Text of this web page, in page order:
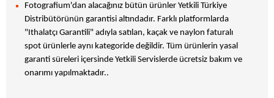
Fotografium'dan alacağınız bütün ürünler Yetkili Türkiye
Distribütörünün garantisi altındadır. Farklı platformlarda
"Ithalatçı Garantili" adıyla satılan, kaçak ve naylon faturalı
spot ürünlerle aynı kategoride değildir. Tüm ürünlerin yasal
garanti süreleri içersinde Yetkili Servislerde ücretsiz bakım ve
onarımı yapılmaktadır..